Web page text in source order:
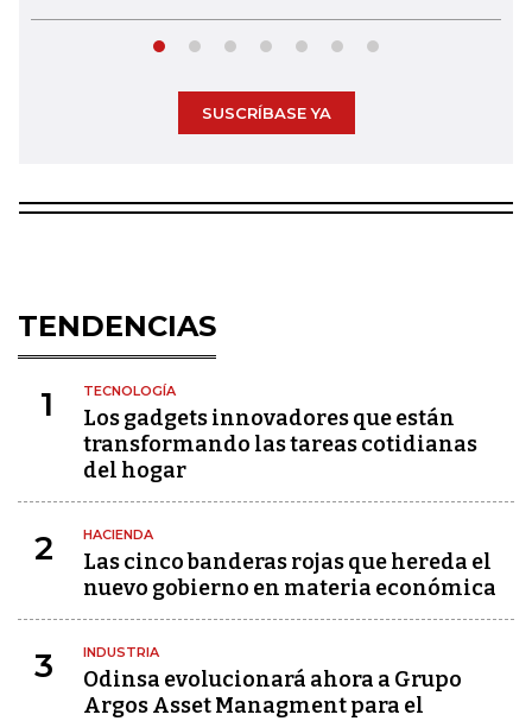
SUSCRÍBASE YA
TENDENCIAS
1 TECNOLOGÍA
Los gadgets innovadores que están
transformando las tareas cotidianas
del hogar
2 HACIENDA
Las cinco banderas rojas que hereda el
nuevo gobierno en materia económica
3 INDUSTRIA
Odinsa evolucionará ahora a Grupo
Argos Asset Managment para el